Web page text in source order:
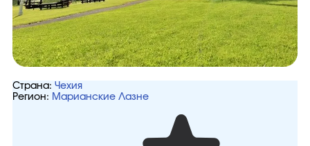
Страна: Чехия
Регион: Марианские Лазне